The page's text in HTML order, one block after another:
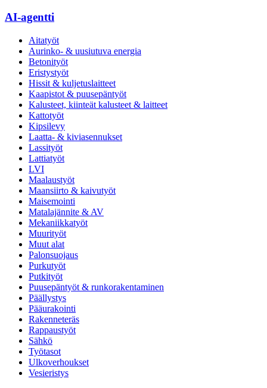
AI-agentti
Aitatyöt
Aurinko- & uusiutuva energia
Betonityöt
Eristystyöt
Hissit & kuljetuslaitteet
Kaapistot & puusepäntyöt
Kalusteet, kiinteät kalusteet & laitteet
Kattotyöt
Kipsilevy
Laatta- & kiviasennukset
Lassityöt
Lattiatyöt
LVI
Maalaustyöt
Maansiirto & kaivutyöt
Maisemointi
Matalajännite & AV
Mekaniikkatyöt
Muurityöt
Muut alat
Palonsuojaus
Purkutyöt
Putkityöt
Puusepäntyöt & runkorakentaminen
Päällystys
Pääurakointi
Rakenneteräs
Rappaustyöt
Sähkö
Työtasot
Ulkoverhoukset
Vesieristys